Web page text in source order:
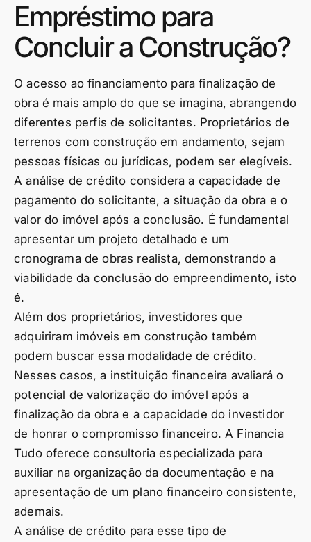
Empréstimo para
Concluir a Construção?
O acesso ao financiamento para finalização de
obra é mais amplo do que se imagina, abrangendo
diferentes perfis de solicitantes. Proprietários de
terrenos com construção em andamento, sejam
pessoas físicas ou jurídicas, podem ser elegíveis.
A análise de crédito considera a capacidade de
pagamento do solicitante, a situação da obra e o
valor do imóvel após a conclusão. É fundamental
apresentar um projeto detalhado e um
cronograma de obras realista, demonstrando a
viabilidade da conclusão do empreendimento, isto
é.
Além dos proprietários, investidores que
adquiriram imóveis em construção também
podem buscar essa modalidade de crédito.
Nesses casos, a instituição financeira avaliará o
potencial de valorização do imóvel após a
finalização da obra e a capacidade do investidor
de honrar o compromisso financeiro. A Financia
Tudo oferece consultoria especializada para
auxiliar na organização da documentação e na
apresentação de um plano financeiro consistente,
ademais.
A análise de crédito para esse tipo de